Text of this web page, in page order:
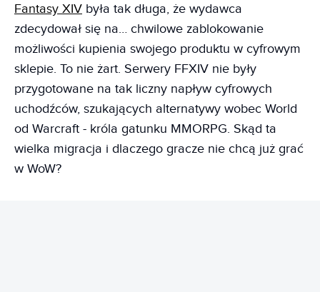
Fantasy XIV była tak długa, że wydawca
zdecydował się na… chwilowe zablokowanie
możliwości kupienia swojego produktu w cyfrowym
sklepie. To nie żart. Serwery FFXIV nie były
przygotowane na tak liczny napływ cyfrowych
uchodźców, szukających alternatywy wobec World
od Warcraft - króla gatunku MMORPG. Skąd ta
wielka migracja i dlaczego gracze nie chcą już grać
w WoW?